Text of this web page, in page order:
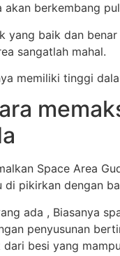
berkembang
yang baik dan
sangatlah mahal.
memiliki tinggi
Space Area
di pikirkan dengan
ada , Biasanya
penyusunan
besi yang